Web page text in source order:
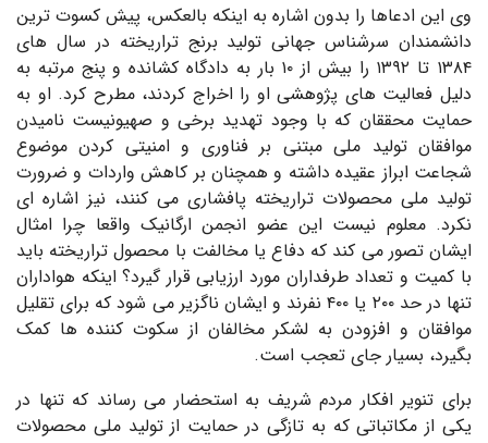
وی این ادعاها را بدون اشاره به اینکه بالعکس، پیش کسوت ترین
دانشمندان سرشناس جهانی تولید برنج تراریخته در سال های
۱۳۸۴ تا ۱۳۹۲ را بیش از ۱۰ بار به دادگاه کشانده و پنج مرتبه به
دلیل فعالیت های پژوهشی او را اخراج کردند، مطرح کرد. او به
حمایت محققان که با وجود تهدید برخی و صهیونیست نامیدن
موافقان تولید ملی مبتنی بر فناوری و امنیتی کردن موضوع
شجاعت ابراز عقیده داشته و همچنان بر کاهش واردات و ضرورت
تولید ملی محصولات تراریخته پافشاری می کنند، نیز اشاره ای
نکرد. معلوم نیست این عضو انجمن ارگانیک واقعا چرا امثال
ایشان تصور می کند که دفاع یا مخالفت با محصول تراریخته باید
با کمیت و تعداد طرفداران مورد ارزیابی قرار گیرد؟ اینکه هواداران
تنها در حد ۲۰۰ یا ۴۰۰ نفرند و ایشان ناگزیر می شود که برای تقلیل
موافقان و افزودن به لشکر مخالفان از سکوت کننده ها کمک
بگیرد، بسیار جای تعجب است.
برای تنویر افکار مردم شریف به استحضار می رساند که تنها در
یکی از مکاتباتی که به تازگی در حمایت از تولید ملی محصولات